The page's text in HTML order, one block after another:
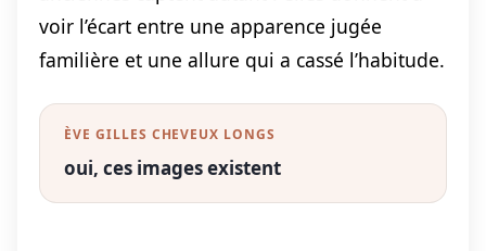
voir l’écart entre une apparence jugée
familière et une allure qui a cassé l’habitude.
ÈVE GILLES CHEVEUX LONGS
oui, ces images existent